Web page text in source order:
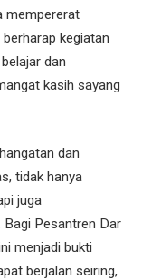
mempererat
kegiatan
dan
kasih sayang
dan
tidak hanya
juga
Bagi Pesantren Dar
menjadi bukti
berjalan seiring,